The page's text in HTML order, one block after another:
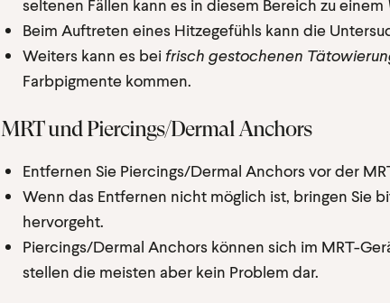
seltenen Fällen kann es in diesem Bereich zu einem
Beim Auftreten eines Hitzegefühls kann die
Weiters kann es bei frisch gestochenen
Farbpigmente kommen.
MRT und Piercings/Dermal Anchors
Entfernen Sie Piercings/Dermal Anchors vor der
Wenn das Entfernen nicht möglich ist, bringen Sie
hervorgeht.
Piercings/Dermal Anchors können sich im MRT-
stellen die meisten aber kein Problem dar.